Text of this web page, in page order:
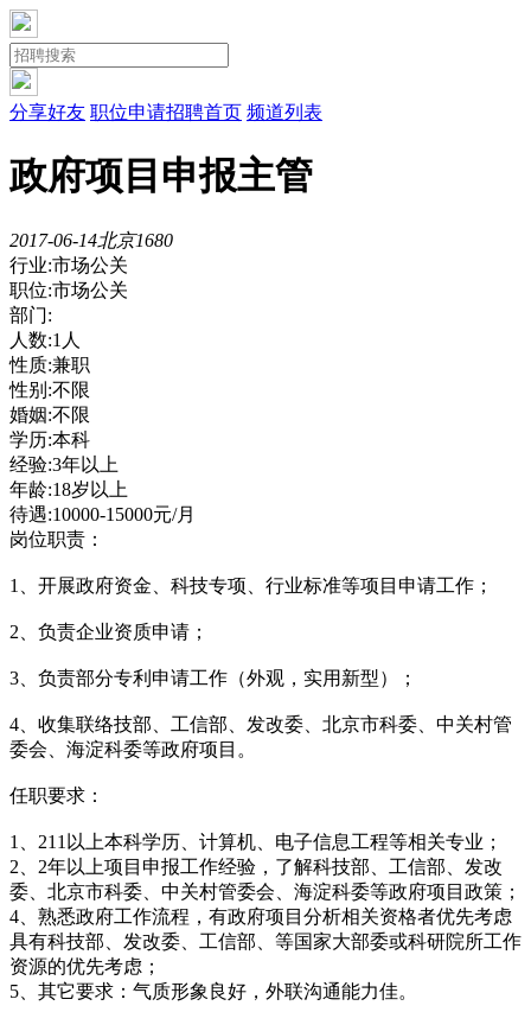
分享好友 职位申请招聘首页 频道列表
政府项目申报主管
2017-06-14北京1680
行业:市场公关
职位:市场公关
部门:
人数:1人
性质:兼职
性别:不限
婚姻:不限
学历:本科
经验:3年以上
年龄:18岁以上
待遇:10000-15000元/月
岗位职责：
1、开展政府资金、科技专项、行业标准等项目申请工作；
2、负责企业资质申请；
3、负责部分专利申请工作（外观，实用新型）；
4、收集联络技部、工信部、发改委、北京市科委、中关村管
委会、海淀科委等政府项目。
任职要求：
1、211以上本科学历、计算机、电子信息工程等相关专业；
2、2年以上项目申报工作经验，了解科技部、工信部、发改
委、北京市科委、中关村管委会、海淀科委等政府项目政策；
4、熟悉政府工作流程，有政府项目分析相关资格者优先考虑
具有科技部、发改委、工信部、等国家大部委或科研院所工作
资源的优先考虑；
5、其它要求：气质形象良好，外联沟通能力佳。